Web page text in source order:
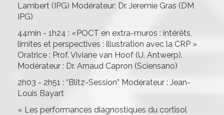
Lambert (IPG) Modérateur: Dr. Jeremie Gras (DM
IPG)
44min - 1h24 : «POCT en extra-muros : intérêts,
limites et perspectives : illustration avec la CRP »
Oratrice : Prof. Viviane van Hoof (U. Antwerp).
Modérateur : Dr. Arnaud Capron (Sciensano)
2h03 - 2h51 : “Blitz-Session” Modérateur : Jean-
Louis Bayart
« Les performances diagnostiques du cortisol